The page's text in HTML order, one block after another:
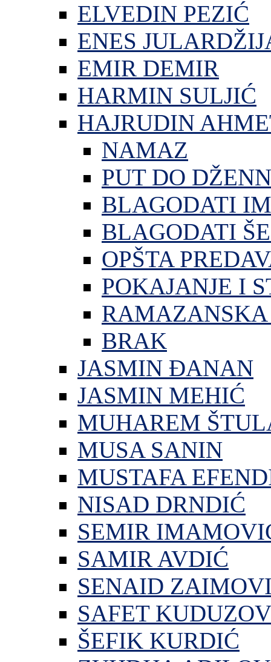
ELVEDIN PEZIĆ
ENES
EMIR DEMIR
HARMIN SULJIĆ
HAJRUDIN
NAMAZ
PUT DO
BLAGODATI
BLAGODATI
OPŠTA
POKAJANJE I
RAMAZANSKA
BRAK
JASMIN ĐANAN
JASMIN MEHIĆ
MUHAREM
MUSA SANIN
MUSTAFA
NISAD DRNDIĆ
SEMIR
SAMIR AVDIĆ
SENAID
SAFET
ŠEFIK KURDIĆ